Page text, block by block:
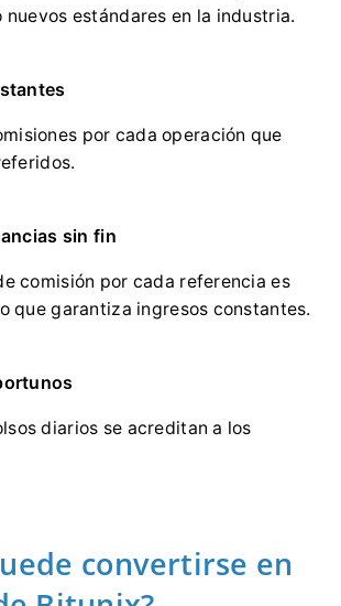
estándares en la industria.
por cada operación que
sin fin
comisión por cada referencia es
que garantiza ingresos constantes.
diarios se acreditan a los
convertirse en